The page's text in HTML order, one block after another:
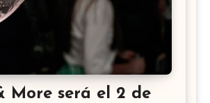
More será el 2 de